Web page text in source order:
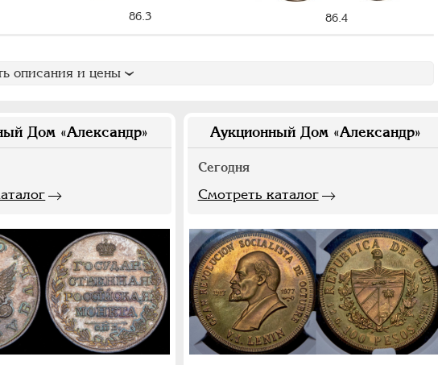
86.3 86.4
описания и цены
Дом «Александр» Аукционный Дом «Александр»
Сегодня
Смотреть каталог